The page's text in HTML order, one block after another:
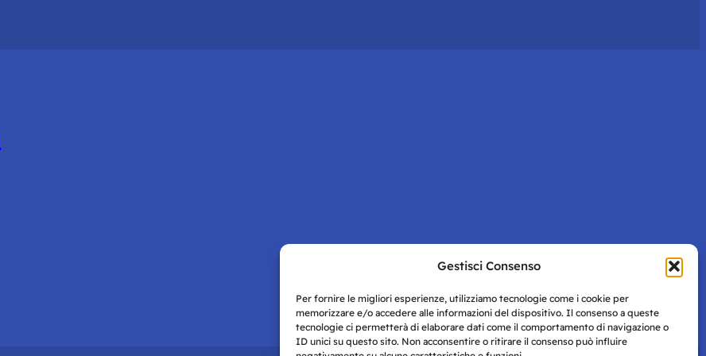
Gestisci Consenso
Per fornire le migliori esperienze, utilizziamo tecnologie come i cookie per
memorizzare e/o accedere alle informazioni del dispositivo. Il consenso a queste
tecnologie ci permetterà di elaborare dati come il comportamento di navigazione o
ID unici su questo sito. Non acconsentire o ritirare il consenso può influire